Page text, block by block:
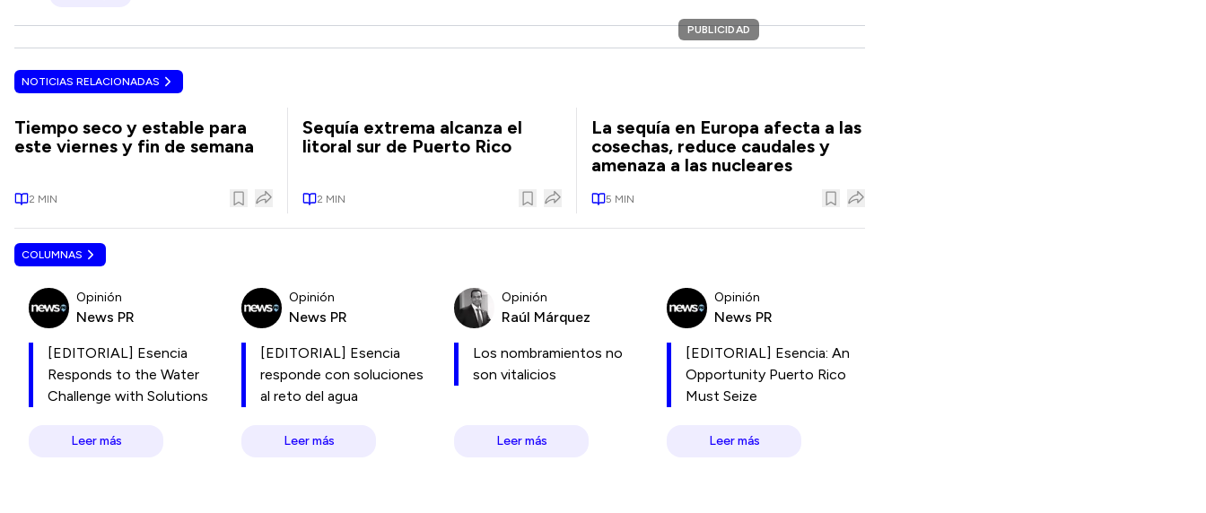
PUBLICIDAD
NOTICIAS RELACIONADAS
Tiempo seco y estable para
este viernes y fin de semana
2 MIN
Sequía extrema alcanza el
litoral sur de Puerto Rico
2 MIN
La sequía en Europa afecta a las
cosechas, reduce caudales y
amenaza a las nucleares
5 MIN
COLUMNAS
Opinión
News PR
[EDITORIAL] Esencia
Responds to the Water
Challenge with Solutions
Leer más
Opinión
News PR
[EDITORIAL] Esencia
responde con soluciones
al reto del agua
Leer más
Opinión
Raúl Márquez
Los nombramientos no
son vitalicios
Leer más
Opinión
News PR
[EDITORIAL] Esencia: An
Opportunity Puerto Rico
Must Seize
Leer más